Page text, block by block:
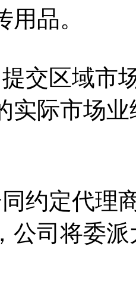
品。
交区域市
实际市场
约定代理
公司将委